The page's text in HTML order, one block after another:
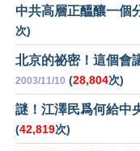
中共高層正醞釀一個
次)
北京的祕密！這個會
2003/11/10 (28,804次)
謎！江澤民爲何給中
(42,819次)